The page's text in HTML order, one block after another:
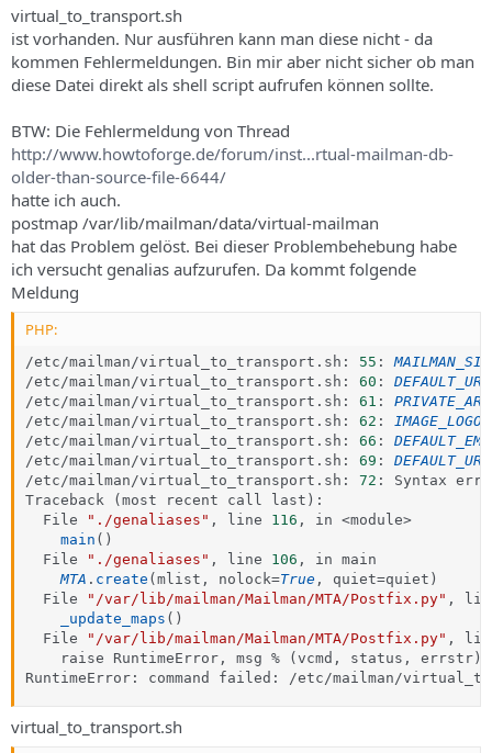
virtual_to_transport.sh
ist vorhanden. Nur ausführen kann man diese nicht - da
kommen Fehlermeldungen. Bin mir aber nicht sicher ob man
diese Datei direkt als shell script aufrufen können sollte.
BTW: Die Fehlermeldung von Thread
http://www.howtoforge.de/forum/inst...rtual-mailman-db-
older-than-source-file-6644/
hatte ich auch.
postmap /var/lib/mailman/data/virtual-mailman
hat das Problem gelöst. Bei dieser Problembehebung habe
ich versucht genalias aufzurufen. Da kommt folgende
Meldung
PHP:
/etc/mailman/virtual_to_transport . sh : 55 :
/etc/mailman/virtual_to_transport . sh : 60 :
/etc/mailman/virtual_to_transport . sh : 61 :
/etc/mailman/virtual_to_transport . sh : 62 : IMAGE_LOGOS
/etc/mailman/virtual_to_transport . sh : 66 :
/etc/mailman/virtual_to_transport . sh : 69 :
/etc/mailman/virtual_to_transport . sh : 72 :
Syntax
Traceback
( most recent call last ) :
  File
"./genaliases" , line 116 , in <module>
main ( )
  File
"./genaliases" , line 106 ,
in main
MTA . create ( mlist , nolock=True , quiet=quiet )
  File
"/var/lib/mailman/Mailman/MTA/Postfix.py" ,
_update_maps ( )
  File
"/var/lib/mailman/Mailman/MTA/Postfix.py" ,
    raise RuntimeError
, msg % ( vcmd , status , errstr )
RuntimeError : command failed : /etc/mailman/
virtual_to_transport.sh